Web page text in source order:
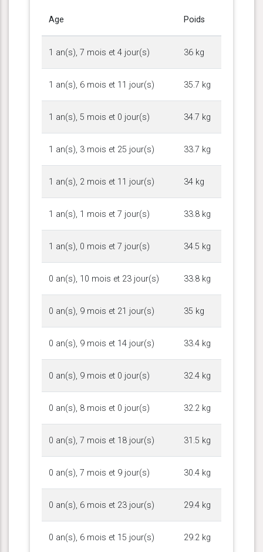
Age Poids
1 an(s), 7 mois et 4 jour(s) 36 kg
1 an(s), 6 mois et 11 jour(s) 35.7 kg
1 an(s), 5 mois et 0 jour(s) 34.7 kg
1 an(s), 3 mois et 25 jour(s) 33.7 kg
1 an(s), 2 mois et 11 jour(s) 34 kg
1 an(s), 1 mois et 7 jour(s) 33.8 kg
1 an(s), 0 mois et 7 jour(s) 34.5 kg
0 an(s), 10 mois et 23 jour(s) 33.8 kg
0 an(s), 9 mois et 21 jour(s) 35 kg
0 an(s), 9 mois et 14 jour(s) 33.4 kg
0 an(s), 9 mois et 0 jour(s) 32.4 kg
0 an(s), 8 mois et 0 jour(s) 32.2 kg
0 an(s), 7 mois et 18 jour(s) 31.5 kg
0 an(s), 7 mois et 9 jour(s) 30.4 kg
0 an(s), 6 mois et 23 jour(s) 29.4 kg
0 an(s), 6 mois et 15 jour(s) 29.2 kg